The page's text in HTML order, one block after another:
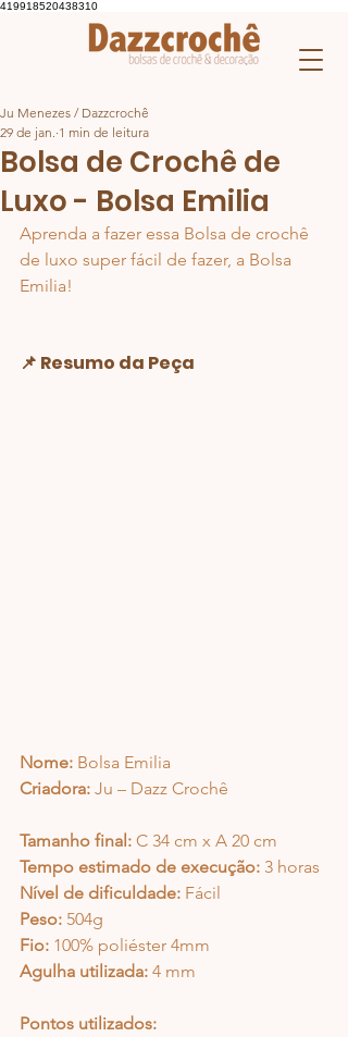
419918520438310
Bolsa de Crochê de
Luxo - Bolsa Emilia
Ju Menezes / Dazzcrochê
29 de jan. 1 min de leitura
Aprenda a fazer essa Bolsa de crochê
de luxo super fácil de fazer, a Bolsa
Emilia!
📌 Resumo da Peça
Nome: Bolsa Emilia
Criadora: Ju – Dazz Crochê
Tamanho final: C 34 cm x A 20 cm
Tempo estimado de execução: 3 horas
Nível de dificuldade: Fácil
Peso: 504g
Fio: 100% poliéster 4mm
Agulha utilizada: 4 mm
Pontos utilizados: